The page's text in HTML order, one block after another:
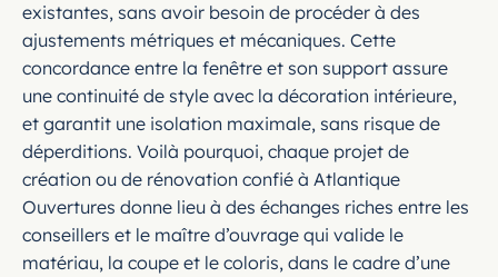
existantes, sans avoir besoin de procéder à des
ajustements métriques et mécaniques. Cette
concordance entre la fenêtre et son support assure
une continuité de style avec la décoration intérieure,
et garantit une isolation maximale, sans risque de
déperditions. Voilà pourquoi, chaque projet de
création ou de rénovation confié à Atlantique
Ouvertures donne lieu à des échanges riches entre les
conseillers et le maître d’ouvrage qui valide le
matériau, la coupe et le coloris, dans le cadre d’une